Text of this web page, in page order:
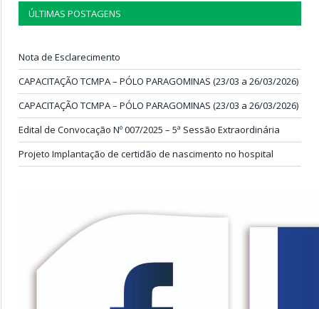
ÚLTIMAS POSTAGENS
Nota de Esclarecimento
CAPACITAÇÃO TCMPA – PÓLO PARAGOMINAS (23/03 a 26/03/2026)
CAPACITAÇÃO TCMPA – PÓLO PARAGOMINAS (23/03 a 26/03/2026)
Edital de Convocação Nº 007/2025 – 5ª Sessão Extraordinária
Projeto Implantação de certidão de nascimento no hospital